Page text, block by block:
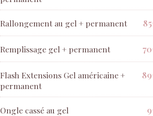
Rallongement au gel + permanent
Remplissage gel + permanent
Flash Extensions Gel américaine +
permanent
Ongle cassé au gel